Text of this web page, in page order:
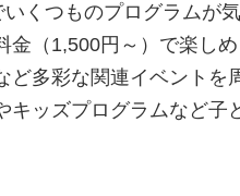
くつものプログラムが
金（1,500円～）で楽し
ど多彩な関連イベントを
キッズプログラムなど子